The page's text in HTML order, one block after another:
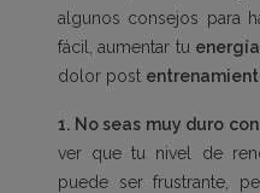
algunos consejos para
fácil, aumentar tu energía
dolor post
1. No seas muy duro
ver que tu nivel de
puede ser frustrante,